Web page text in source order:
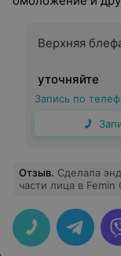
Верхняя
уточняйте
Запись по
Отзыв. Сделала
части лица в Femin
блефаропластики
прошла
выглядят свежо и